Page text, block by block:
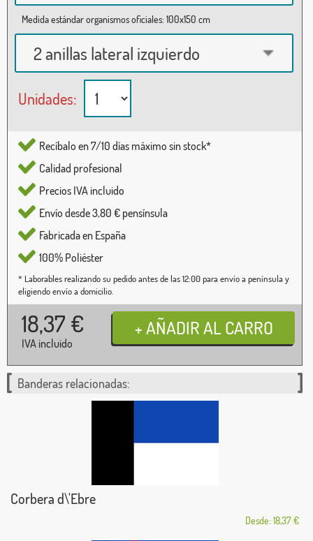
Medida estándar organismos oficiales: 100x150 cm
2 anillas lateral izquierdo
Unidades:
Recíbalo en 7/10 días máximo sin stock*
Calidad profesional
Precios IVA incluido
Envío desde 3,80 € pensínsula
Fabricada en España
100% Poliéster
* Laborables realizando su pedido antes de las 12:00 para envío a península y
eligiendo envío a domicilio.
18,37 €
IVA incluido
Banderas relacionadas:
Corbera d\'Ebre
Desde: 18,37 €